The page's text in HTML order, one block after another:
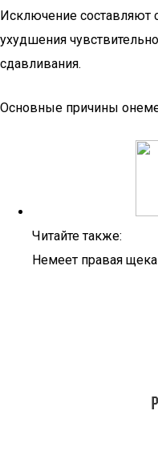
Исключение составляют
ухудшения
сдавливания.
Основные причины
Читайте также:
Немеет правая